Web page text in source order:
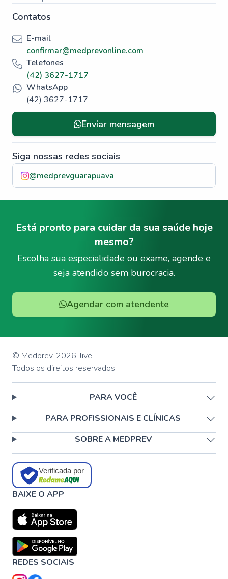
Contatos
E-mail
confirmar@medprevonline.com
Telefones
(42) 3627-1717
WhatsApp
(42) 3627-1717
Enviar mensagem
Siga nossas redes sociais
@medprevguarapuava
Está pronto para cuidar da sua saúde hoje
mesmo?
Escolha sua especialidade ou exame, agende e
seja atendido sem burocracia.
Agendar com atendente
© Medprev, 2026, live
Todos os direitos reservados
PARA VOCÊ
PARA PROFISSIONAIS E CLÍNICAS
SOBRE A MEDPREV
Verificada por
BAIXE O APP
REDES SOCIAIS